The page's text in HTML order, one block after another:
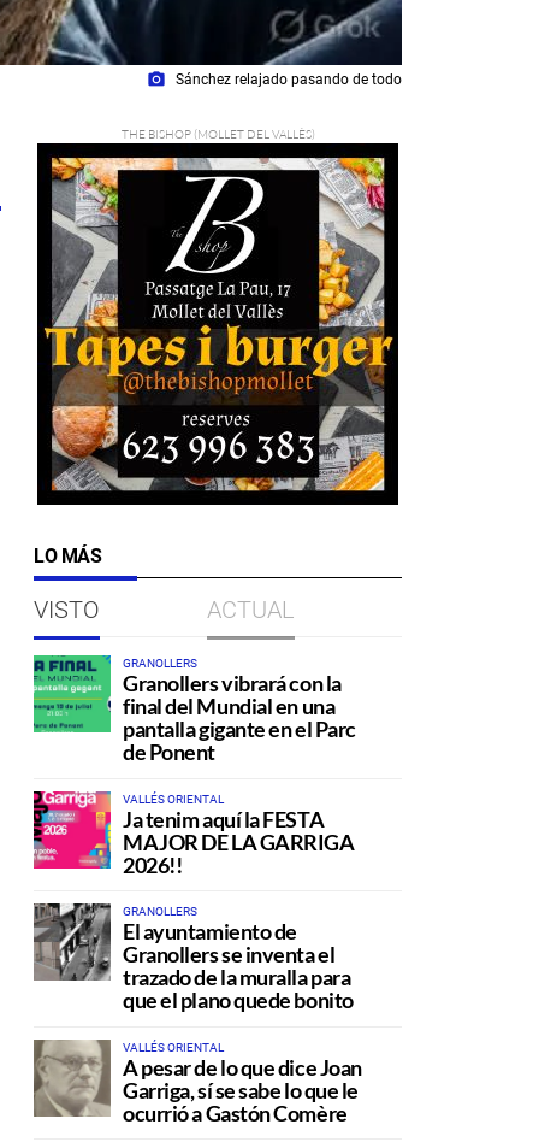
photo_camera Sánchez relajado pasando de todo
LO MÁS
VISTO ACTUAL
GRANOLLERS
Granollers vibrará con la
final del Mundial en una
pantalla gigante en el Parc
de Ponent
VALLÉS ORIENTAL
Ja tenim aquí la FESTA
MAJOR DE LA GARRIGA
2026!!
GRANOLLERS
El ayuntamiento de
Granollers se inventa el
trazado de la muralla para
que el plano quede bonito
VALLÉS ORIENTAL
A pesar de lo que dice Joan
Garriga, sí se sabe lo que le
ocurrió a Gastón Comère